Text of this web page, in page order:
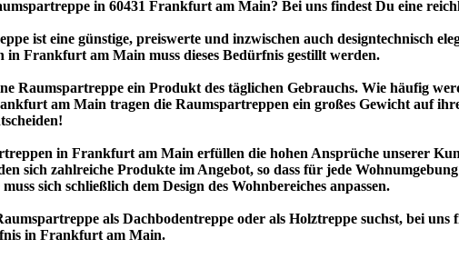
in 60431 Frankfurt am Main? Bei uns findest Du eine
ist eine günstige, preiswerte und inzwischen auch designtechnisch
in Frankfurt am Main muss dieses Bedürfnis gestillt werden.
Raumspartreppe ein Produkt des täglichen Gebrauchs. Wie häufig
am Main tragen die Raumspartreppen ein großes Gewicht auf
in Frankfurt am Main erfüllen die hohen Ansprüche unserer
sich zahlreiche Produkte im Angebot, so dass für jede
sich schließlich dem Design des Wohnbereiches anpassen.
als Dachbodentreppe oder als Holztreppe suchst, bei
in Frankfurt am Main.